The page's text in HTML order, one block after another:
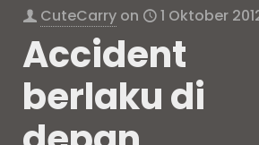
CuteCarry on 1 Oktober
Accident
berlaku di